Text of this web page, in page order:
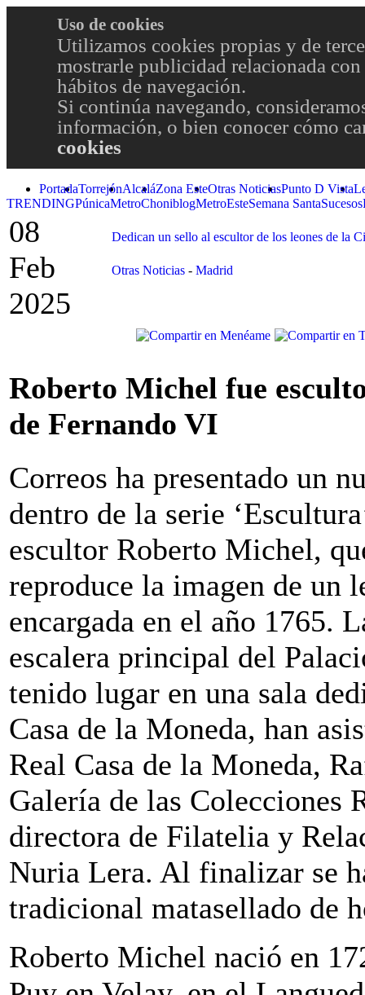
Uso de cookies
Utilizamos cookies propias y de
mostrarle publicidad relacionada
hábitos de navegación.
Si continúa navegando,
información, o bien conocer cómo
cookies
PortadaTorrejónAlcaláZona EsteOtras NoticiasPunto D Vista
TRENDINGPúnicaMetroChoniblogMetroEsteSemana SantaSucesos
08
Feb
2025
Dedican un sello al escultor de los leones de la
Otras Noticias - Madrid
Roberto Michel fue
de Fernando VI
Correos ha presentado un
dentro de la serie
escultor Roberto Michel,
reproduce la imagen de un
encargada en el año 1765.
escalera principal del
tenido lugar en una sala
Casa de la Moneda, han
Real Casa de la Moneda,
Galería de las Colecciones
directora de Filatelia y
Nuria Lera. Al finalizar se
tradicional matasellado de
Roberto Michel nació en